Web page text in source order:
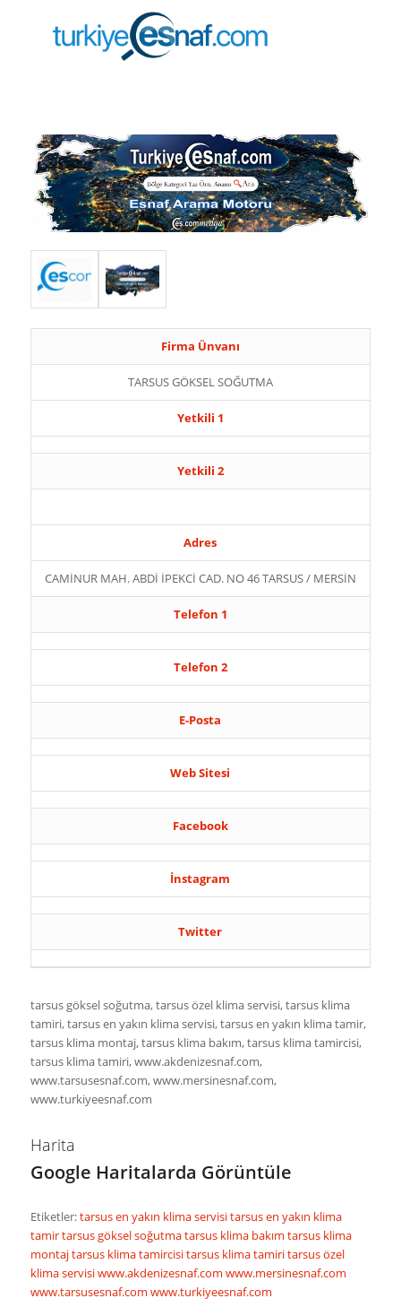
Firma Ünvanı
TARSUS GÖKSEL SOĞUTMA
Yetkili 1
Yetkili 2
Adres
CAMİNUR MAH. ABDİ İPEKCİ CAD. NO 46 TARSUS / MERSİN
Telefon 1
Telefon 2
E-Posta
Web Sitesi
Facebook
İnstagram
Twitter
tarsus göksel soğutma, tarsus özel klima servisi, tarsus klima
tamiri, tarsus en yakın klima servisi, tarsus en yakın klima tamir,
tarsus klima montaj, tarsus klima bakım, tarsus klima tamircisi,
tarsus klima tamiri, www.akdenizesnaf.com,
www.tarsusesnaf.com, www.mersinesnaf.com,
www.turkiyeesnaf.com
Harita
Google Haritalarda Görüntüle
Etiketler:tarsus en yakın klima servisitarsus en yakın klima
tamirtarsus göksel soğutmatarsus klima bakım tarsus klima
montajtarsus klima tamircisitarsus klima tamiritarsus özel
klima servisiwww.akdenizesnaf.com www.mersinesnaf.com
www.tarsusesnaf.com www.turkiyeesnaf.com